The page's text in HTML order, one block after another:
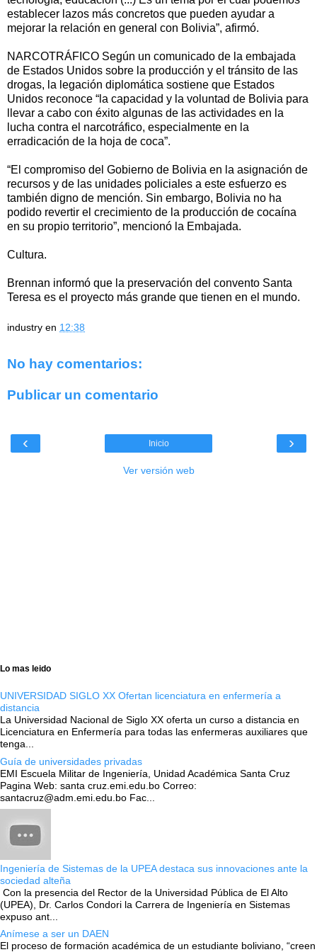
establecer lazos más concretos que pueden ayudar a
mejorar la relación en general con Bolivia”, afirmó.
NARCOTRÁFICO Según un comunicado de la embajada
de Estados Unidos sobre la producción y el tránsito de las
drogas, la legación diplomática sostiene que Estados
Unidos reconoce “la capacidad y la voluntad de Bolivia para
llevar a cabo con éxito algunas de las actividades en la
lucha contra el narcotráfico, especialmente en la
erradicación de la hoja de coca”.
“El compromiso del Gobierno de Bolivia en la asignación de
recursos y de las unidades policiales a este esfuerzo es
también digno de mención. Sin embargo, Bolivia no ha
podido revertir el crecimiento de la producción de cocaína
en su propio territorio”, mencionó la Embajada.
Cultura.
Brennan informó que la preservación del convento Santa
Teresa es el proyecto más grande que tienen en el mundo.
industry en 12:38
No hay comentarios:
Publicar un comentario
‹ ›
Inicio
Ver versión web
Lo mas leido
UNIVERSIDAD SIGLO XX Ofertan licenciatura en enfermería a
distancia
La Universidad Nacional de Siglo XX oferta un curso a distancia en
Licenciatura en Enfermería para todas las enfermeras auxiliares que
tenga...
Guía de universidades privadas
EMI Escuela Militar de Ingeniería, Unidad Académica Santa Cruz
Pagina Web: santa cruz.emi.edu.bo Correo:
santacruz@adm.emi.edu.bo Fac...
Ingeniería de Sistemas de la UPEA destaca sus innovaciones ante la
sociedad alteña
Con la presencia del Rector de la Universidad Pública de El Alto
(UPEA), Dr. Carlos Condori la Carrera de Ingeniería en Sistemas
expuso ant...
Anímese a ser un DAEN
El proceso de formación académica de un estudiante boliviano, “creen